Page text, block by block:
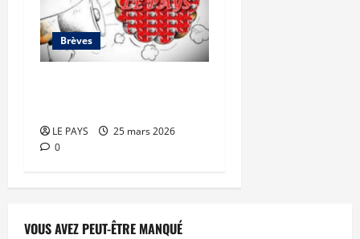
Brèves
LE PAYS
25 mars 2026
0
VOUS AVEZ PEUT-ÊTRE MANQUÉ